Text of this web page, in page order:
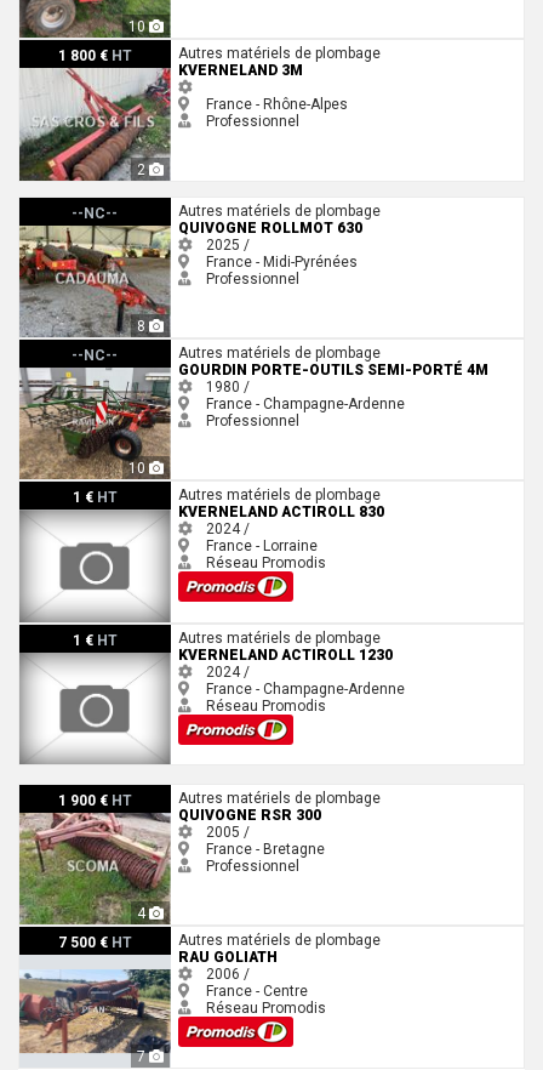
10
1 800 € HT
2
Kverneland 3M
Autres matériels de plombage
KVERNELAND 3M
France - Rhône-Alpes
Professionnel
--NC--
8
Quivogne Rollmot 630
Autres matériels de plombage
QUIVOGNE ROLLMOT 630
2025 /
France - Midi-Pyrénées
Professionnel
--NC--
10
Gourdin Porte-outils semi-porté 4mAutres matériels de plombage
GOURDIN PORTE-OUTILS SEMI-PORTÉ 4M
1980 /
France - Champagne-Ardenne
Professionnel
1 € HT
Kverneland ACTIROLL 830Autres matériels de plombage
KVERNELAND ACTIROLL 830
2024 /
France - Lorraine
Réseau Promodis
1 € HT
Kverneland ACTIROLL 1230Autres matériels de plombage
KVERNELAND ACTIROLL 1230
2024 /
France - Champagne-Ardenne
Réseau Promodis
1 900 € HT
4
Quivogne RSR 300
Autres matériels de plombage
QUIVOGNE RSR 300
2005 /
France - Bretagne
Professionnel
7 500 € HT
7
Rau GOLIATH
Autres matériels de plombage
RAU GOLIATH
2006 /
France - Centre
Réseau Promodis